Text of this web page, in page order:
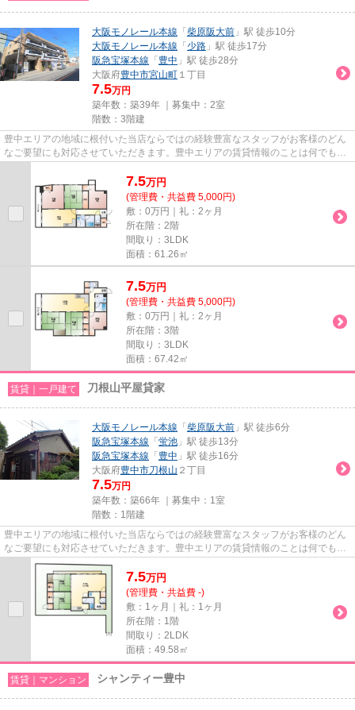
大阪モノレール本線 「 柴原阪大前 」駅 徒歩10分
大阪モノレール本線 「 少路 」駅 徒歩17分
阪急宝塚本線 「 豊中 」駅 徒歩28分
大阪府豊中市宮山町 １丁目
7.5万円
築年数：築39年 ｜募集中： 2室
階数：3階建
豊中エリアの地域に根付いた当店ならではの経験豊富なスタッフがお客様のどん
なご要望にも対応させていただきます。豊中エリアの賃貸情報のことは何でもお
7.5万円
(管理費・共益費 5,000円)
敷：0万円｜礼：2ヶ月
所在階：2階
間取り：3LDK
面積：61.26㎡
7.5万円
(管理費・共益費 5,000円)
敷：0万円｜礼：2ヶ月
所在階：3階
間取り：3LDK
面積：67.42㎡
賃貸｜一戸建て 刀根山平屋貸家
大阪モノレール本線 「 柴原阪大前 」駅 徒歩6分
阪急宝塚本線 「 蛍池 」駅 徒歩13分
阪急宝塚本線 「 豊中 」駅 徒歩16分
大阪府豊中市刀根山 ２丁目
7.5万円
築年数：築66年 ｜募集中： 1室
階数：1階建
豊中エリアの地域に根付いた当店ならではの経験豊富なスタッフがお客様のどん
なご要望にも対応させていただきます。豊中エリアの賃貸情報のことは何でもお
気軽にご相談ください。一生...
7.5万円
(管理費・共益費 -)
敷：1ヶ月｜礼：1ヶ月
所在階：1階
間取り：2LDK
面積：49.58㎡
賃貸｜マンション シャンティー豊中